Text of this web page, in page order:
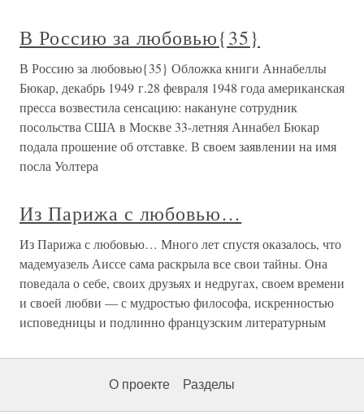
В Россию за любовью{35}
В Россию за любовью{35} Обложка книги Аннабеллы
Бюкар, декабрь 1949 г.28 февраля 1948 года американская
пресса возвестила сенсацию: накануне сотрудник
посольства США в Москве 33-летняя Аннабел Бюкар
подала прошение об отставке. В своем заявлении на имя
посла Уолтера
Из Парижа с любовью…
Из Парижа с любовью… Много лет спустя оказалось, что
мадемуазель Аиссе сама раскрыла все свои тайны. Она
поведала о себе, своих друзьях и недругах, своем времени
и своей любви — с мудростью философа, искренностью
исповедницы и подлинно французским литературным
О проекте Разделы